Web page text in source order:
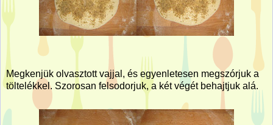
Megkenjük olvasztott vajjal, és egyenletesen megszórjuk a
töltelékkel. Szorosan felsodorjuk, a két végét behajtjuk alá.